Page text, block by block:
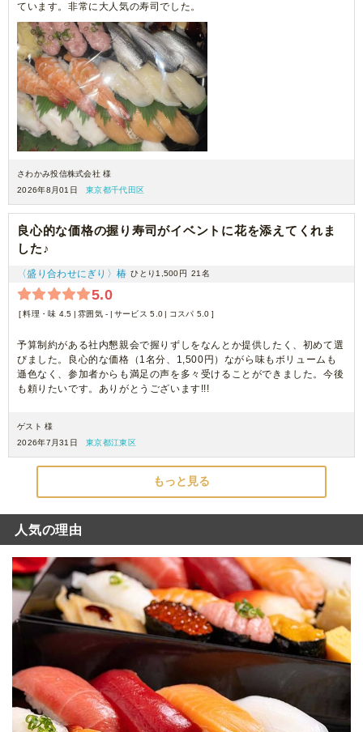
ています。非常に大人気の寿司でした。
さわかみ投信株式会社 様
2026年8月01日
東京都千代田区
良心的な価格の握り寿司がイベントに花を添えてくれま
した♪
〈盛り合わせにぎり〉椿 ひとり1,500円 21名
5.0
料理・味 4.5 雰囲気 - サービス 5.0 コスパ 5.0
予算制約がある社内懇親会で握りずしをなんとか提供したく、初めて選
びました。良心的な価格（1名分、1,500円）ながら味もボリュームも
遜色なく、参加者からも満足の声を多々受けることができました。今後
も頼りたいです。ありがとうございます!!!
ゲスト 様
2026年7月31日
東京都江東区
もっと見る
人気の理由